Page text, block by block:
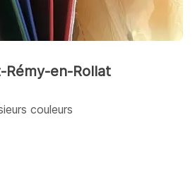
Rémy-en-Rollat
couleurs